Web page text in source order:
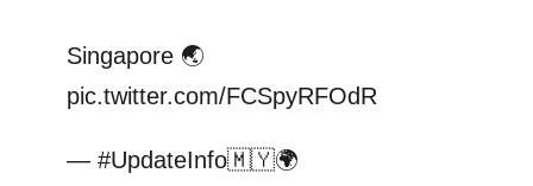
Singapore 🌏
pic.twitter.com/FCSpyRFOdR
— #UpdateInfo🇲🇾🌍